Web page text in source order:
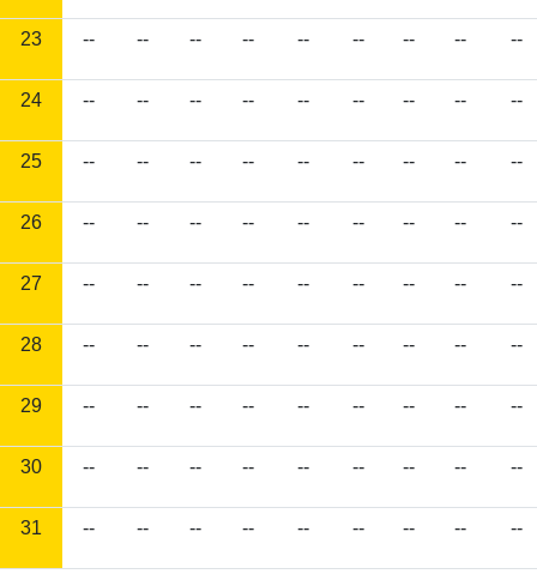
23 -- -- -- -- -- -- -- -- --
24 -- -- -- -- -- -- -- -- --
25 -- -- -- -- -- -- -- -- --
26 -- -- -- -- -- -- -- -- --
27 -- -- -- -- -- -- -- -- --
28 -- -- -- -- -- -- -- -- --
29 -- -- -- -- -- -- -- -- --
30 -- -- -- -- -- -- -- -- --
31 -- -- -- -- -- -- -- -- --